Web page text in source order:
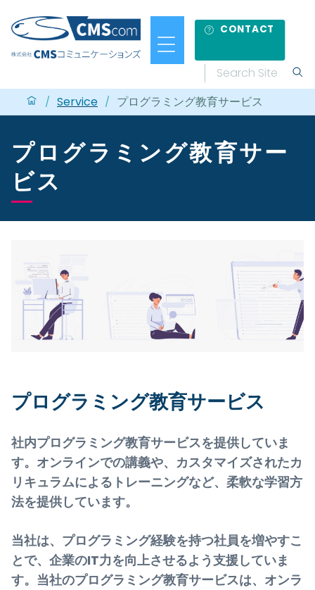
CONTACT
/ Service / プログラミング教育サービス
プログラミング教育サー
ビス
プログラミング教育サービス
社内プログラミング教育サービスを提供していま
す。オンラインでの講義や、カスタマイズされたカ
リキュラムによるトレーニングなど、柔軟な学習方
法を提供しています。
当社は、プログラミング経験を持つ社員を増やすこ
とで、企業のIT力を向上させるよう支援していま
す。当社のプログラミング教育サービスは、オンラ